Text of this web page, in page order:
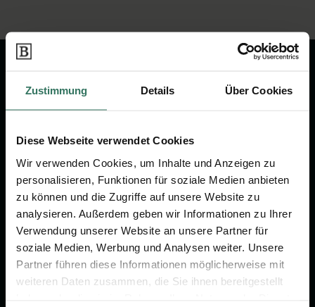
Zustimmung Details Über Cookies
Diese Webseite verwendet Cookies
Wir verwenden Cookies, um Inhalte und Anzeigen zu
personalisieren, Funktionen für soziale Medien anbieten
zu können und die Zugriffe auf unsere Website zu
analysieren. Außerdem geben wir Informationen zu Ihrer
Verwendung unserer Website an unsere Partner für
soziale Medien, Werbung und Analysen weiter. Unsere
Partner führen diese Informationen möglicherweise mit
weiteren Daten zusammen, die Sie ihnen bereitgestellt
Wir sind Ihr Ansprechpartner rund
Vorsorge.
Jetzt beraten lassen
FÜR SIE
Vergleich
FÜR BESTATTER
Online-Portal